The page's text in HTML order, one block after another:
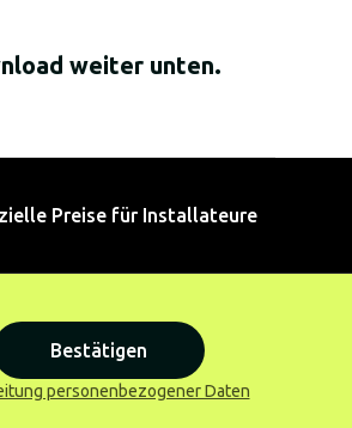
weiter unten.
Preise für Installateure
Bestätigen
personenbezogener Daten